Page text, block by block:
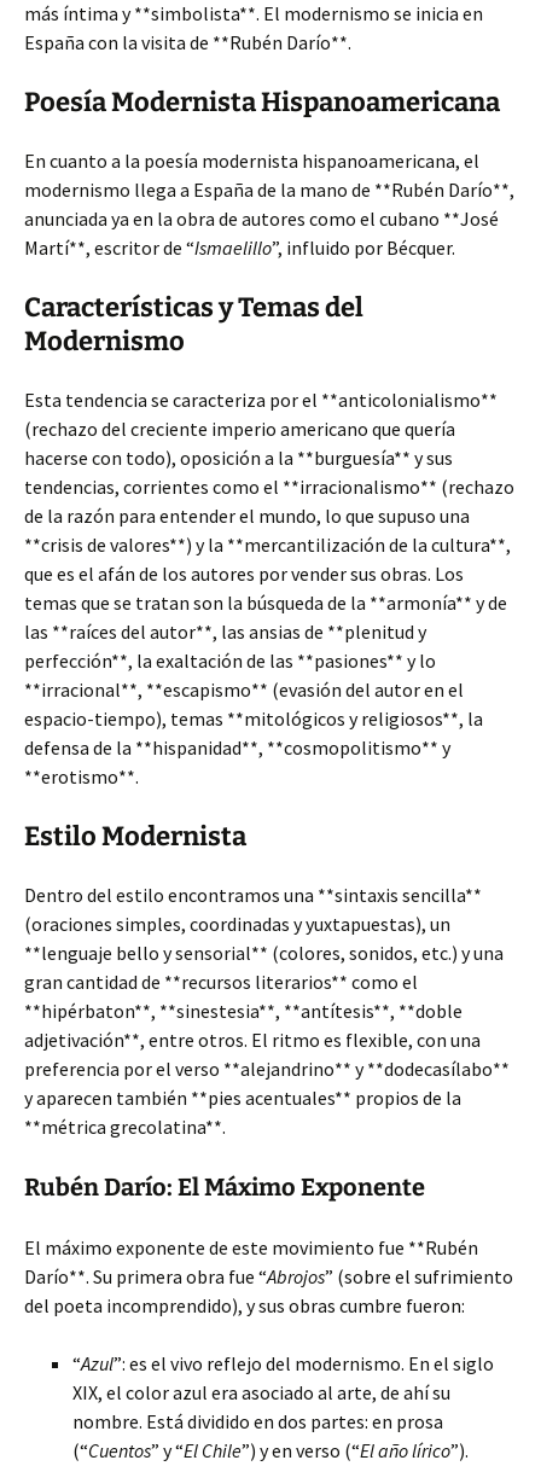
más íntima y **simbolista**. El modernismo se inicia en
España con la visita de **Rubén Darío**.
Poesía Modernista Hispanoamericana
En cuanto a la poesía modernista hispanoamericana, el
modernismo llega a España de la mano de **Rubén Darío**,
anunciada ya en la obra de autores como el cubano **José
Martí**, escritor de “Ismaelillo”, influido por Bécquer.
Características y Temas del
Modernismo
Esta tendencia se caracteriza por el **anticolonialismo**
(rechazo del creciente imperio americano que quería
hacerse con todo), oposición a la **burguesía** y sus
tendencias, corrientes como el **irracionalismo** (rechazo
de la razón para entender el mundo, lo que supuso una
**crisis de valores**) y la **mercantilización de la cultura**,
que es el afán de los autores por vender sus obras. Los
temas que se tratan son la búsqueda de la **armonía** y de
las **raíces del autor**, las ansias de **plenitud y
perfección**, la exaltación de las **pasiones** y lo
**irracional**, **escapismo** (evasión del autor en el
espacio-tiempo), temas **mitológicos y religiosos**, la
defensa de la **hispanidad**, **cosmopolitismo** y
**erotismo**.
Estilo Modernista
Dentro del estilo encontramos una **sintaxis sencilla**
(oraciones simples, coordinadas y yuxtapuestas), un
**lenguaje bello y sensorial** (colores, sonidos, etc.) y una
gran cantidad de **recursos literarios** como el
**hipérbaton**, **sinestesia**, **antítesis**, **doble
adjetivación**, entre otros. El ritmo es flexible, con una
preferencia por el verso **alejandrino** y **dodecasílabo**
y aparecen también **pies acentuales** propios de la
**métrica grecolatina**.
Rubén Darío: El Máximo Exponente
El máximo exponente de este movimiento fue **Rubén
Darío**. Su primera obra fue “Abrojos” (sobre el sufrimiento
del poeta incomprendido), y sus obras cumbre fueron:
“Azul”: es el vivo reflejo del modernismo. En el siglo
XIX, el color azul era asociado al arte, de ahí su
nombre. Está dividido en dos partes: en prosa
(“Cuentos” y “El Chile”) y en verso (“El año lírico”).